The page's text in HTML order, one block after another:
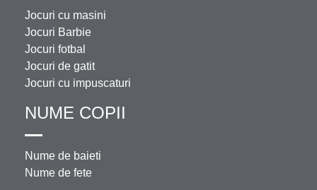
Jocuri cu masini
Jocuri Barbie
Jocuri fotbal
Jocuri de gatit
Jocuri cu impuscaturi
NUME COPII
Nume de baieti
Nume de fete